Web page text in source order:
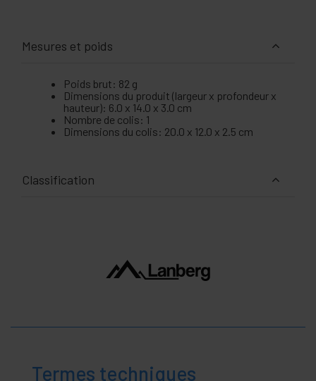
Mesures et poids
Poids brut: 82 g
Dimensions du produit (largeur x profondeur x
hauteur): 6.0 x 14.0 x 3.0 cm
Nombre de colis: 1
Dimensions du colis: 20.0 x 12.0 x 2.5 cm
Classification
Termes techniques